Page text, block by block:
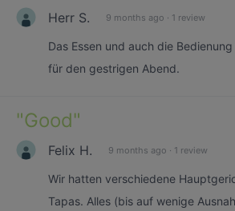
Herr S. 9 months ago · 1 review
Das Essen und auch die
für den gestrigen Abend.
"Good"
Felix H. 9 months ago · 1 review
Wir hatten verschiedene
Tapas. Alles (bis auf wenige